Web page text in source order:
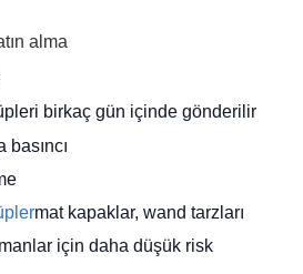
alma
birkaç gün içinde gönderilir
mat kapaklar, wand tarzları
için daha düşük risk